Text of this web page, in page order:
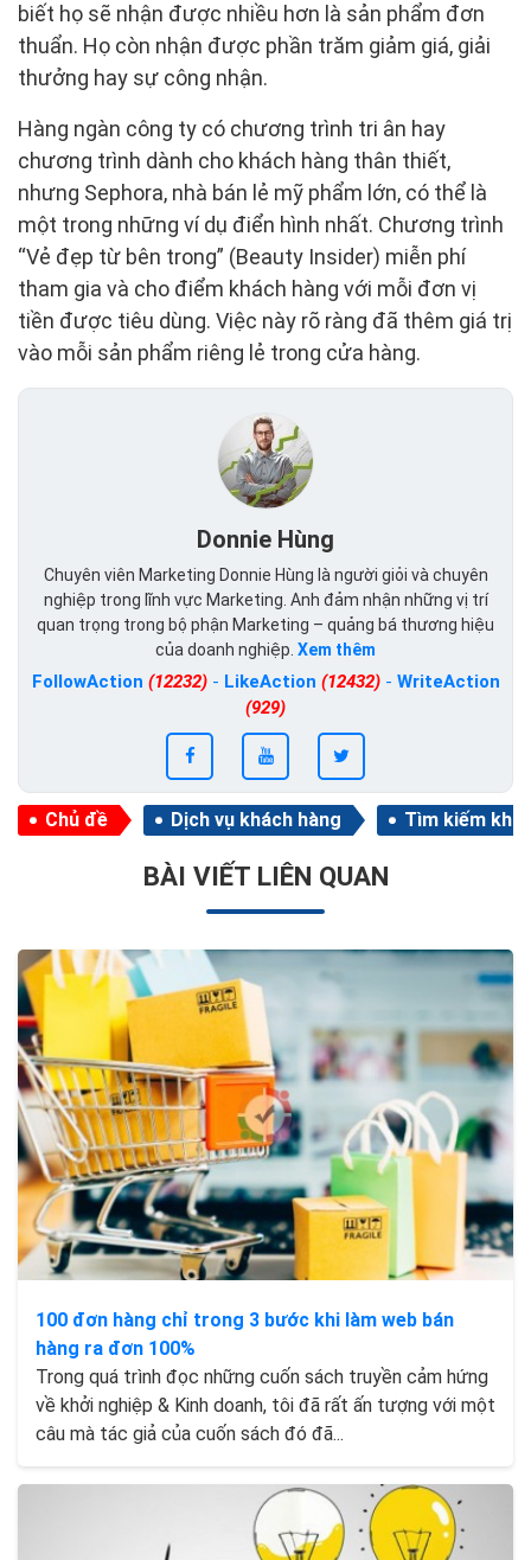
biết họ sẽ nhận được nhiều hơn là sản phẩm đơn
thuẩn. Họ còn nhận được phần trăm giảm giá, giải
thưởng hay sự công nhận.
Hàng ngàn công ty có chương trình tri ân hay
chương trình dành cho khách hàng thân thiết,
nhưng Sephora, nhà bán lẻ mỹ phẩm lớn, có thể là
một trong những ví dụ điển hình nhất. Chương trình
“Vẻ đẹp từ bên trong” (Beauty Insider) miễn phí
tham gia và cho điểm khách hàng với mỗi đơn vị
tiền được tiêu dùng. Việc này rõ ràng đã thêm giá trị
vào mỗi sản phẩm riêng lẻ trong cửa hàng.
Donnie Hùng
Chuyên viên Marketing Donnie Hùng là người giỏi và chuyên
nghiệp trong lĩnh vực Marketing. Anh đảm nhận những vị trí
quan trọng trong bộ phận Marketing – quảng bá thương hiệu
của doanh nghiệp. Xem thêm
FollowAction (12232)- LikeAction (12432)- WriteAction
(929)
Chủ đề Dịch vụ khách hàng Tìm kiếm
BÀI VIẾT LIÊN QUAN
100 đơn hàng chỉ trong 3 bước khi làm web bán
hàng ra đơn 100%
Trong quá trình đọc những cuốn sách truyền cảm hứng
về khởi nghiệp & Kinh doanh, tôi đã rất ấn tượng với một
câu mà tác giả của cuốn sách đó đã...